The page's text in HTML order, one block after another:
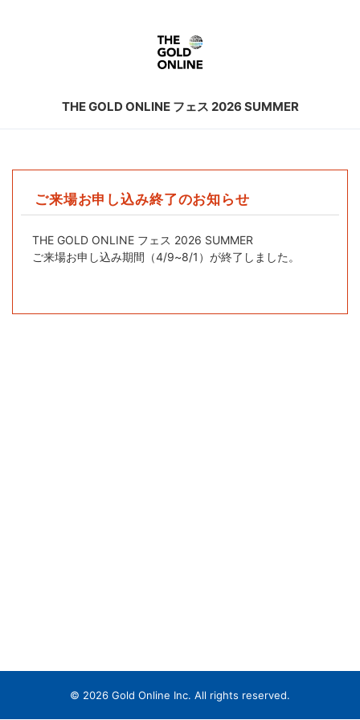
THE GOLD ONLINE フェス 2026 SUMMER
ご来場お申し込み終了のお知らせ
THE GOLD ONLINE フェス 2026 SUMMER
ご来場お申し込み期間（4/9~8/1）が終了しました。
© 2026 Gold Online Inc. All rights reserved.